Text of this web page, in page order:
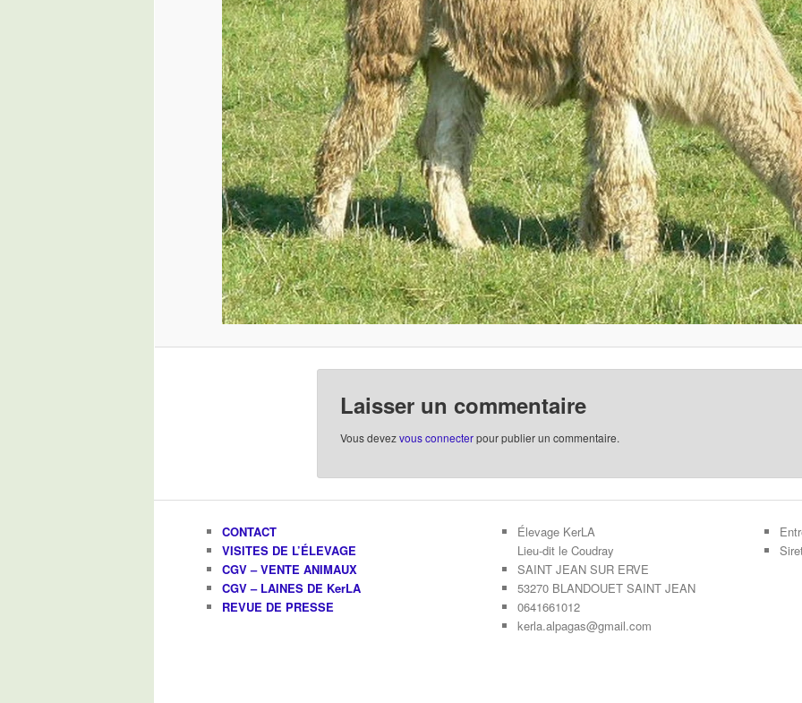
Laisser un commentaire
Vous devezvous connecterpour publier un commentaire.
CONTACT
VISITES DE L’ÉLEVAGE
CGV – VENTE ANIMAUX
CGV – LAINES DE KerLA
REVUE DE PRESSE
Élevage KerLA
Lieu-dit le Coudray
SAINT JEAN SUR ERVE
53270 BLANDOUET SAINT JEAN
0641661012
kerla.alpagas@gmail.com